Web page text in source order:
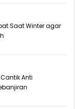
Saat Winter agar
Anti